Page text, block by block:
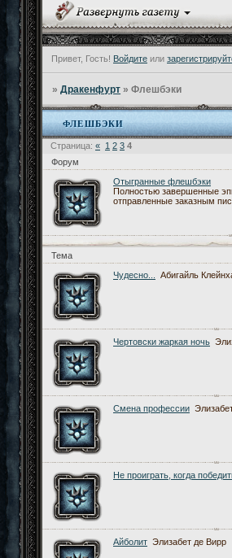
Привет, Гость! Войдите или
»Дракенфурт »Флешбэки
ФЛЕШБЭКИ
Страница: « 1 2 3 4
Форум
Отыгранные флешбэки
Полностью завершенные
отправленные заказным
Тема
Чудесно...
Абигайль
Чертовски жаркая ночь
Смена профессии
Не проиграть, когда
Айболит Элизабет де Вирр